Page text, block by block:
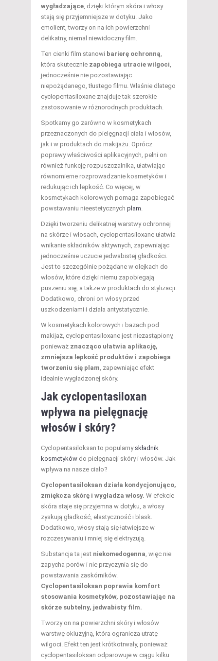
wygładzające, dzięki którym skóra i włosy
stają się przyjemniejsze w dotyku. Jako
emolient, tworzy on na ich powierzchni
delikatny, niemal niewidoczny film.
Ten cienki film stanowi barierę ochronną,
która skutecznie zapobiega utracie wilgoci,
jednocześnie nie pozostawiając
niepożądanego, tłustego filmu. Właśnie dlatego
cyclopentasiloxane znajduje tak szerokie
zastosowanie w różnorodnych produktach.
Spotkamy go zarówno w kosmetykach
przeznaczonych do pielęgnacji ciała i włosów,
jak i w produktach do makijażu. Oprócz
poprawy właściwości aplikacyjnych, pełni on
również funkcję rozpuszczalnika, ułatwiając
równomierne rozprowadzanie kosmetyków i
redukując ich lepkość. Co więcej, w
kosmetykach kolorowych pomaga zapobiegać
powstawaniu nieestetycznych plam.
Dzięki tworzeniu delikatnej warstwy ochronnej
na skórze i włosach, cyclopentasiloxane ułatwia
wnikanie składników aktywnych, zapewniając
jednocześnie uczucie jedwabistej gładkości.
Jest to szczególnie pożądane w olejkach do
włosów, które dzięki niemu zapobiegają
puszeniu się, a także w produktach do stylizacji.
Dodatkowo, chroni on włosy przed
uszkodzeniami i działa antystatycznie.
W kosmetykach kolorowych i bazach pod
makijaż, cyclopentasiloxane jest niezastąpiony,
ponieważ znacząco ułatwia aplikację,
zmniejsza lepkość produktów i zapobiega
tworzeniu się plam, zapewniając efekt
idealnie wygładzonej skóry.
Jak cyclopentasiloxan
wpływa na pielęgnację
włosów i skóry?
Cyclopentasiloksan to popularny składnik
kosmetyków do pielęgnacji skóry i włosów. Jak
wpływa na nasze ciało?
Cyclopentasiloksan działa kondycjonująco,
zmiękcza skórę i wygładza włosy. W efekcie
skóra staje się przyjemna w dotyku, a włosy
zyskują gładkość, elastyczność i blask.
Dodatkowo, włosy stają się łatwiejsze w
rozczesywaniu i mniej się elektryzują.
Substancja ta jest niekomedogenna, więc nie
zapycha porów i nie przyczynia się do
powstawania zaskórników.
Cyclopentasiloksan poprawia komfort
stosowania kosmetyków, pozostawiając na
skórze subtelny, jedwabisty film.
Tworzy on na powierzchni skóry i włosów
warstwę okluzyjną, która ogranicza utratę
wilgoci. Efekt ten jest krótkotrwały, ponieważ
cyclopentasiloksan odparowuje w ciągu kilku